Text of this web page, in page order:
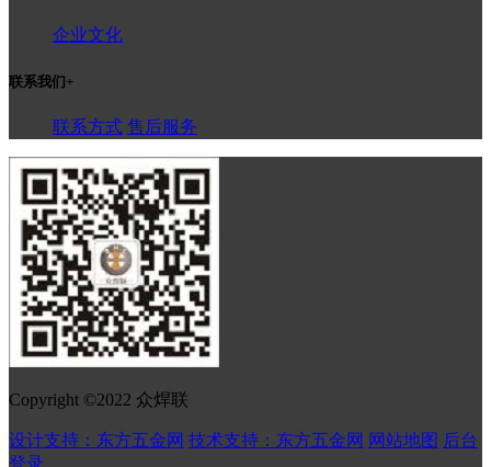
企业文化
联系我们+
联系方式 售后服务
Copyright ©2022 众焊联
设计支持：东方五金网 技术支持：东方五金网 网站地图 后台
登录